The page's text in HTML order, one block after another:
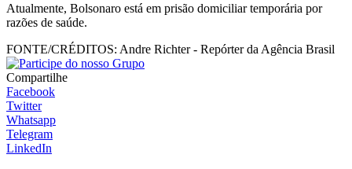
Atualmente, Bolsonaro está em prisão domiciliar temporária por
razões de saúde.
FONTE/CRÉDITOS: Andre Richter - Repórter da Agência Brasil
Compartilhe
Facebook
Twitter
Whatsapp
Telegram
LinkedIn